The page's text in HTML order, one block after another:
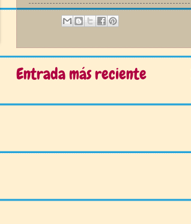
Entrada más reciente